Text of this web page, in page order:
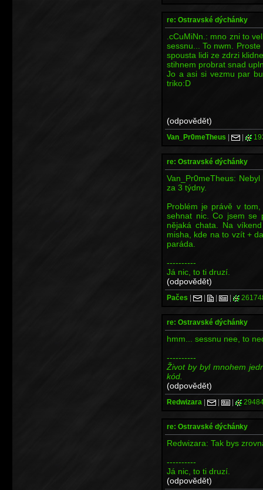
re: Ostravské dýchánky
.cCuMiNn.: mno zni to
sessnu... To nwm.
spousta lidi ze zdrzi
stihnem probrat snad
Jo a asi si vezmu par
triko:D
(odpovědět)
Van_Pr0meTheus | |
re: Ostravské dýchánky
Van_Pr0meTheus:
za 3 týdny.
Problém je právě v
sehnat nic. Co jsem se
nějaká chata. Na
misha, kde na to vzít +
paráda.
----------
Já nic, to ti druzí.
(odpovědět)
Pačes | | | |
re: Ostravské dýchánky
hmm... sessnu nee, to
----------
Život by byl mnohem
kód.
(odpovědět)
Redwizara | | |
re: Ostravské dýchánky
Redwizara: Tak bys
----------
Já nic, to ti druzí.
(odpovědět)